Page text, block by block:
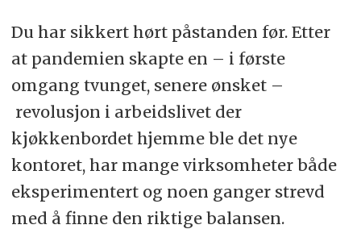
Du har sikkert hørt påstanden før. Etter
at pandemien skapte en – i første
omgang tvunget, senere ønsket –
revolusjon i arbeidslivet der
kjøkkenbordet hjemme ble det nye
kontoret, har mange virksomheter både
eksperimentert og noen ganger strevd
med å finne den riktige balansen.